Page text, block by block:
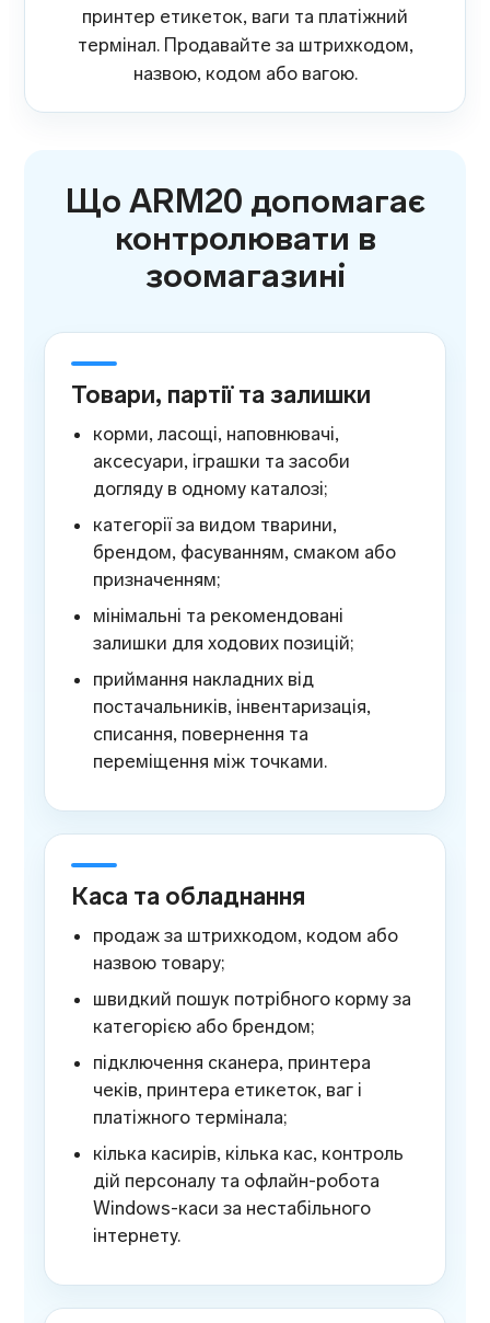
принтер етикеток, ваги та платіжний
термінал. Продавайте за штрихкодом,
назвою, кодом або вагою.
Що ARM20 допомагає
контролювати в
зоомагазині
Товари, партії та залишки
корми, ласощі, наповнювачі,
аксесуари, іграшки та засоби
догляду в одному каталозі;
категорії за видом тварини,
брендом, фасуванням, смаком або
призначенням;
мінімальні та рекомендовані
залишки для ходових позицій;
приймання накладних від
постачальників, інвентаризація,
списання, повернення та
переміщення між точками.
Каса та обладнання
продаж за штрихкодом, кодом або
назвою товару;
швидкий пошук потрібного корму за
категорією або брендом;
підключення сканера, принтера
чеків, принтера етикеток, ваг і
платіжного термінала;
кілька касирів, кілька кас, контроль
дій персоналу та офлайн-робота
Windows-каси за нестабільного
інтернету.